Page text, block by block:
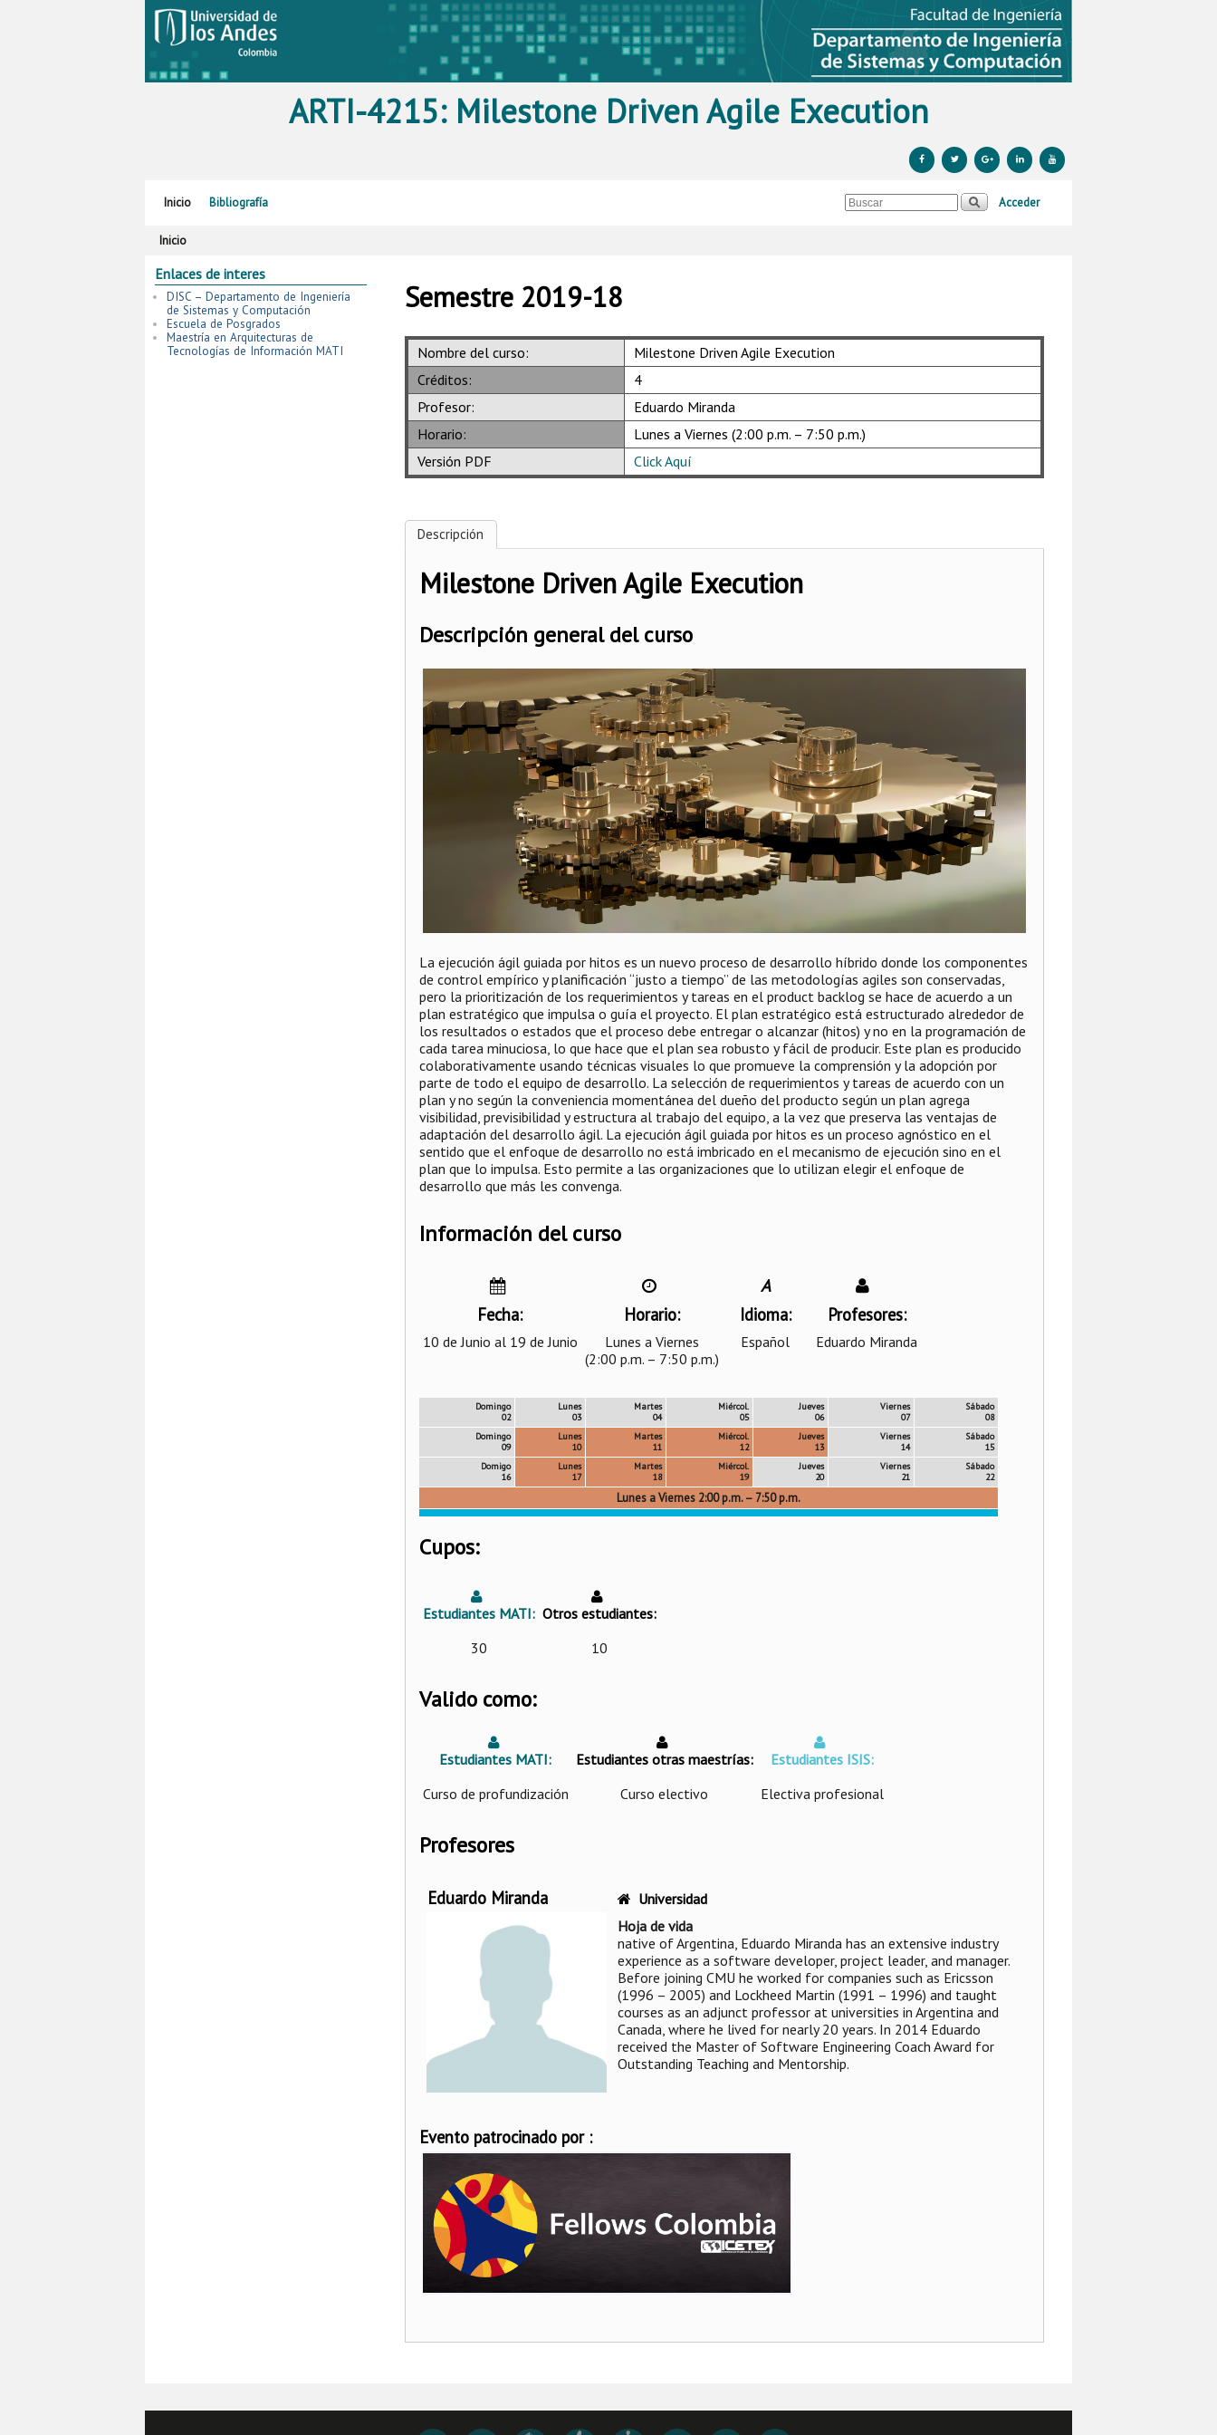
ARTI-4215: Milestone Driven Agile Execution
Inicio Bibliografía Acceder
Inicio
Enlaces de interes
DISC – Departamento de Ingeniería
de Sistemas y Computación
Escuela de Posgrados
Maestría en Arquitecturas de
Tecnologías de Información MATI
Semestre 2019-18
Nombre del curso:
Milestone Driven Agile Execution
Créditos:
4
Profesor:
Eduardo Miranda
Horario:
Lunes a Viernes (2:00 p.m. – 7:50 p.m.)
Versión PDF
Click Aquí
Descripción
Milestone Driven Agile Execution
Descripción general del curso
La ejecución ágil guiada por hitos es un nuevo proceso de desarrollo híbrido donde los componentes
de control empírico y planificación “justo a tiempo” de las metodologías agiles son conservadas,
pero la prioritización de los requerimientos y tareas en el product backlog se hace de acuerdo a un
plan estratégico que impulsa o guía el proyecto. El plan estratégico está estructurado alrededor de
los resultados o estados que el proceso debe entregar o alcanzar (hitos) y no en la programación de
cada tarea minuciosa, lo que hace que el plan sea robusto y fácil de producir. Este plan es producido
colaborativamente usando técnicas visuales lo que promueve la comprensión y la adopción por
parte de todo el equipo de desarrollo. La selección de requerimientos y tareas de acuerdo con un
plan y no según la conveniencia momentánea del dueño del producto según un plan agrega
visibilidad, previsibilidad y estructura al trabajo del equipo, a la vez que preserva las ventajas de
adaptación del desarrollo ágil. La ejecución ágil guiada por hitos es un proceso agnóstico en el
sentido que el enfoque de desarrollo no está imbricado en el mecanismo de ejecución sino en el
plan que lo impulsa. Esto permite a las organizaciones que lo utilizan elegir el enfoque de
desarrollo que más les convenga.
Información del curso
A
Fecha:
Horario: Idioma: Profesores:
10 de Junio al 19 de Junio
Lunes a Viernes
(2:00 p.m. – 7:50 p.m.)
Español Eduardo Miranda
Domingo
02
Lunes
03
Martes
04
Miércol.
05
Jueves
06
Viernes
07
Sábado
08
Domingo
09
Lunes
10
Martes
11
Miércol.
12
Jueves
13
Viernes
14
Sábado
15
Domigo
16
Lunes
17
Martes
18
Miércol.
19
Jueves
20
Viernes
21
Sábado
22
Lunes a Viernes 2:00 p.m. – 7:50 p.m.
Cupos:
Estudiantes MATI: Otros estudiantes:
30
10
Valido como:
Estudiantes MATI: Estudiantes otras maestrías:
Estudiantes ISIS:
Curso de profundización
Curso electivo Electiva profesional
Profesores
Eduardo Miranda
Universidad
Hoja de vida
native of Argentina, Eduardo Miranda has an extensive industry
experience as a software developer, project leader, and manager.
Before joining CMU he worked for companies such as Ericsson
(1996 – 2005) and Lockheed Martin (1991 – 1996) and taught
courses as an adjunct professor at universities in Argentina and
Canada, where he lived for nearly 20 years. In 2014 Eduardo
received the Master of Software Engineering Coach Award for
Outstanding Teaching and Mentorship.
Evento patrocinado por :